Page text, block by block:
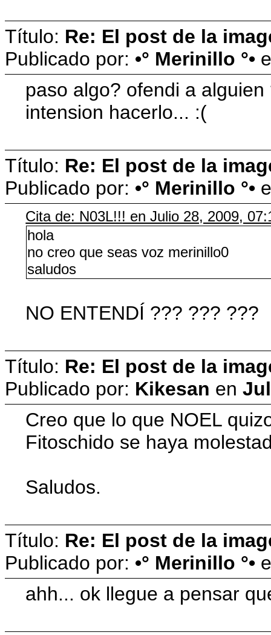
Título: Re: El post de la
Publicado por: •° Merinillo °•
paso algo? ofendi a
intension hacerlo... :(
Título: Re: El post de la
Publicado por: •° Merinillo °•
Cita de: N03L!!! en Julio 28, 2009,
hola
no creo que seas voz merinillo0
saludos
NO ENTENDÍ ??? ??? ???
Título: Re: El post de la
Publicado por: Kikesan en
Creo que lo que NOEL
Fitoschido se haya
Saludos.
Título: Re: El post de la
Publicado por: •° Merinillo °•
ahh... ok llegue a pensar